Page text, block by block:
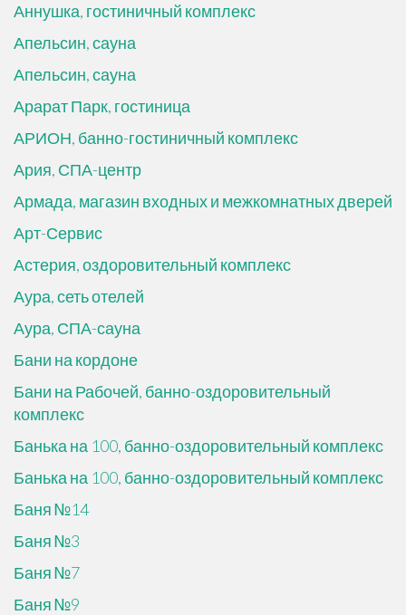
Аннушка, гостиничный комплекс
Апельсин, сауна
Апельсин, сауна
Арарат Парк, гостиница
АРИОН, банно-гостиничный комплекс
Ария, СПА-центр
Армада, магазин входных и межкомнатных дверей
Арт-Сервис
Астерия, оздоровительный комплекс
Аура, сеть отелей
Аура, СПА-сауна
Бани на кордоне
Бани на Рабочей, банно-оздоровительный
комплекс
Банька на 100, банно-оздоровительный комплекс
Банька на 100, банно-оздоровительный комплекс
Баня №14
Баня №3
Баня №7
Баня №9